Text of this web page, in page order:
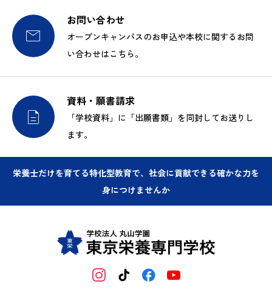

お問い合わせ
オープンキャンパスのお申込や本校に関するお問
い合わせはこちら。

資料・願書請求
「学校資料」に「出願書類」を同封してお送りし
ます。
栄養士だけを育てる特化型教育で、社会に貢献できる確かな力を
身につけませんか